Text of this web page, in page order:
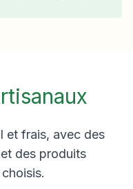
et frais, avec des
des produits